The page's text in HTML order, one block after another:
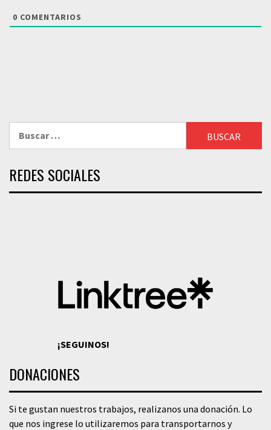
0 COMENTARIOS
REDES SOCIALES
¡SEGUINOS!
DONACIONES
Si te gustan nuestros trabajos, realizanos una donación. Lo
que nos ingrese lo utilizaremos para transportarnos y